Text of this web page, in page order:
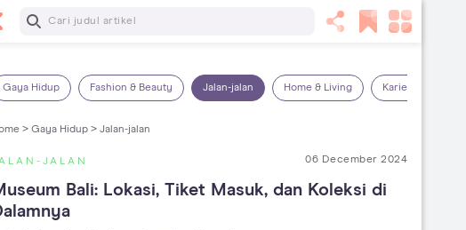
Baca Selanjutnya
Gaya Hidup Fashion & Beauty Jalan-jalan Home & Living Karier & Keuangan
> Gaya Hidup > Jalan-jalan
JALAN 06 December 2024
Bali: Lokasi, Tiket Masuk, dan Koleksi di